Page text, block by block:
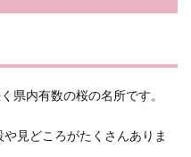
県内有数の桜の名所です。
見どころがたくさんありま